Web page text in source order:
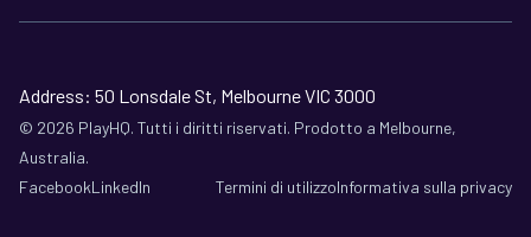
Address: 50 Lonsdale St, Melbourne VIC 3000
© 2026 PlayHQ. Tutti i diritti riservati. Prodotto a Melbourne,
Australia.
FacebookLinkedIn Termini di utilizzoInformativa sulla privacy